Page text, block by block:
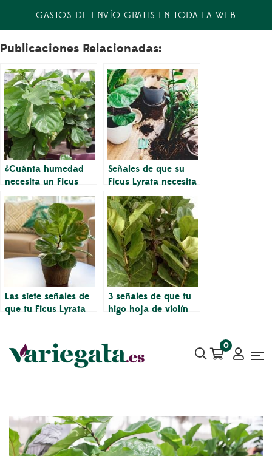
GASTOS DE ENVÍO GRATIS EN TODA LA WEB
Publicaciones Relacionadas:
¿Cuánta humedad
necesita un Ficus
Lyrata?
Señales de que su
Ficus Lyrata necesita
más humedad
Las siete señales de
que tu Ficus Lyrata
3 señales de que tu
higo hoja de violín
0